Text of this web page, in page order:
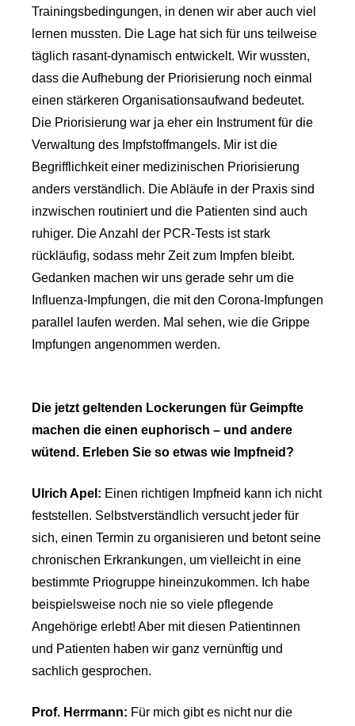
Trainingsbedingungen, in denen wir aber auch viel
lernen mussten. Die Lage hat sich für uns teilweise
täglich rasant-dynamisch entwickelt. Wir wussten,
dass die Aufhebung der Priorisierung noch einmal
einen stärkeren Organisationsaufwand bedeutet.
Die Priorisierung war ja eher ein Instrument für die
Verwaltung des Impfstoffmangels. Mir ist die
Begrifflichkeit einer medizinischen Priorisierung
anders verständlich. Die Abläufe in der Praxis sind
inzwischen routiniert und die Patienten sind auch
ruhiger. Die Anzahl der PCR-Tests ist stark
rückläufig, sodass mehr Zeit zum Impfen bleibt.
Gedanken machen wir uns gerade sehr um die
Influenza-Impfungen, die mit den Corona-Impfungen
parallel laufen werden. Mal sehen, wie die Grippe
Impfungen angenommen werden.
Die jetzt geltenden Lockerungen für Geimpfte
machen die einen euphorisch – und andere
wütend. Erleben Sie so etwas wie Impfneid?
Ulrich Apel: Einen richtigen Impfneid kann ich nicht
feststellen. Selbstverständlich versucht jeder für
sich, einen Termin zu organisieren und betont seine
chronischen Erkrankungen, um vielleicht in eine
bestimmte Priogruppe hineinzukommen. Ich habe
beispielsweise noch nie so viele pflegende
Angehörige erlebt! Aber mit diesen Patientinnen
und Patienten haben wir ganz vernünftig und
sachlich gesprochen.
Prof. Herrmann: Für mich gibt es nicht nur die